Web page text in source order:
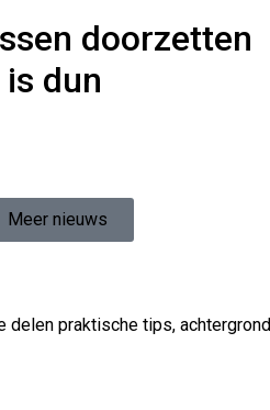
doorzetten
dun
Meer nieuws
delen praktische tips,